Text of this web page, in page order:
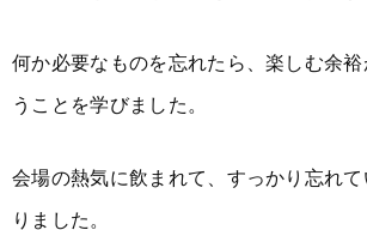
何か必要なものを忘れたら、楽しむ余裕
うことを学びました。
会場の熱気に飲まれて、すっかり忘れ
りました。